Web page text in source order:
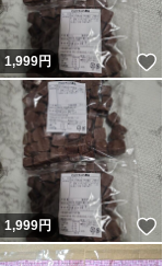
1,999円
1,999円